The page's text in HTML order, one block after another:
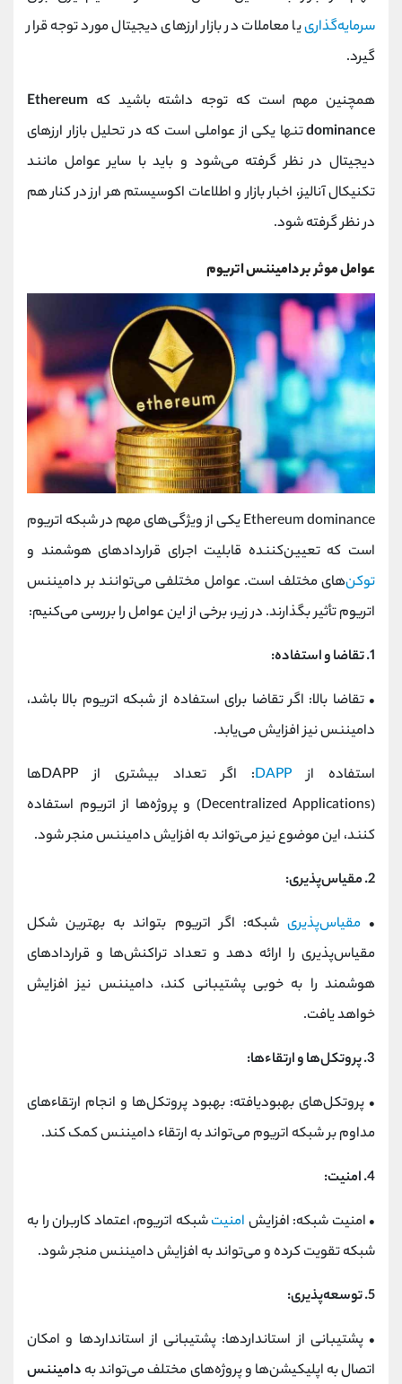
سرمایه‌گذارییا معاملات در بازار ارزهای دیجیتال مورد توجه قرار
گیرد.
همچنین مهم است که توجه داشته باشید که Ethereum
dominanceتنها یکی از عواملی است که در تحلیل بازار ارزهای
دیجیتال در نظر گرفته می‌شود و باید با سایر عوامل مانند
تکنیکال آنالیز، اخبار بازار و اطلاعات اکوسیستم هر ارز در کنار هم
در نظر گرفته شود.
عوامل موثر بر دامیننس اتریوم
Ethereum dominance یکی از ویژگی‌های مهم در شبکه اتریوم
است که تعیین‌کننده قابلیت اجرای قراردادهای هوشمند و
توکن‌های مختلف است. عوامل مختلفی می‌توانند بر دامیننس
اتریوم تأثیر بگذارند. در زیر، برخی از این عوامل را بررسی می‌کنیم:
1. تقاضا و استفاده:
• تقاضا بالا: اگر تقاضا برای استفاده از شبکه اتریوم بالا باشد،
دامیننس نیز افزایش می‌یابد.
استفاده از DAPP
: اگر تعداد بیشتری از DAPPها
(Decentralized Applications) و پروژه‌ها از اتریوم استفاده
کنند، این موضوع نیز می‌تواند به افزایش دامیننس منجر شود.
2. مقیاس‌پذیری:
• مقیاس‌پذیری شبکه: اگر اتریوم بتواند به بهترین شکل
مقیاس‌پذیری را ارائه دهد و تعداد تراکنش‌ها و قراردادهای
هوشمند را به خوبی پشتیبانی کند، دامیننس نیز افزایش
خواهد یافت.
3. پروتکل‌ها و ارتقاءها:
• پروتکل‌های بهبودیافته: بهبود پروتکل‌ها و انجام ارتقاءهای
مداوم بر شبکه اتریوم می‌تواند به ارتقاء دامیننس کمک کند.
4. امنیت:
•امنیت شبکه: افزایش امنیتشبکه اتریوم، اعتماد کاربران را به
شبکه تقویت کرده و می‌تواند به افزایش دامیننس منجر شود.
5. توسعه‌پذیری:
• پشتیبانی از استانداردها: پشتیبانی از استانداردها و امکان
اتصال به اپلیکیشن‌ها و پروژه‌های مختلف می‌تواند به دامیننس